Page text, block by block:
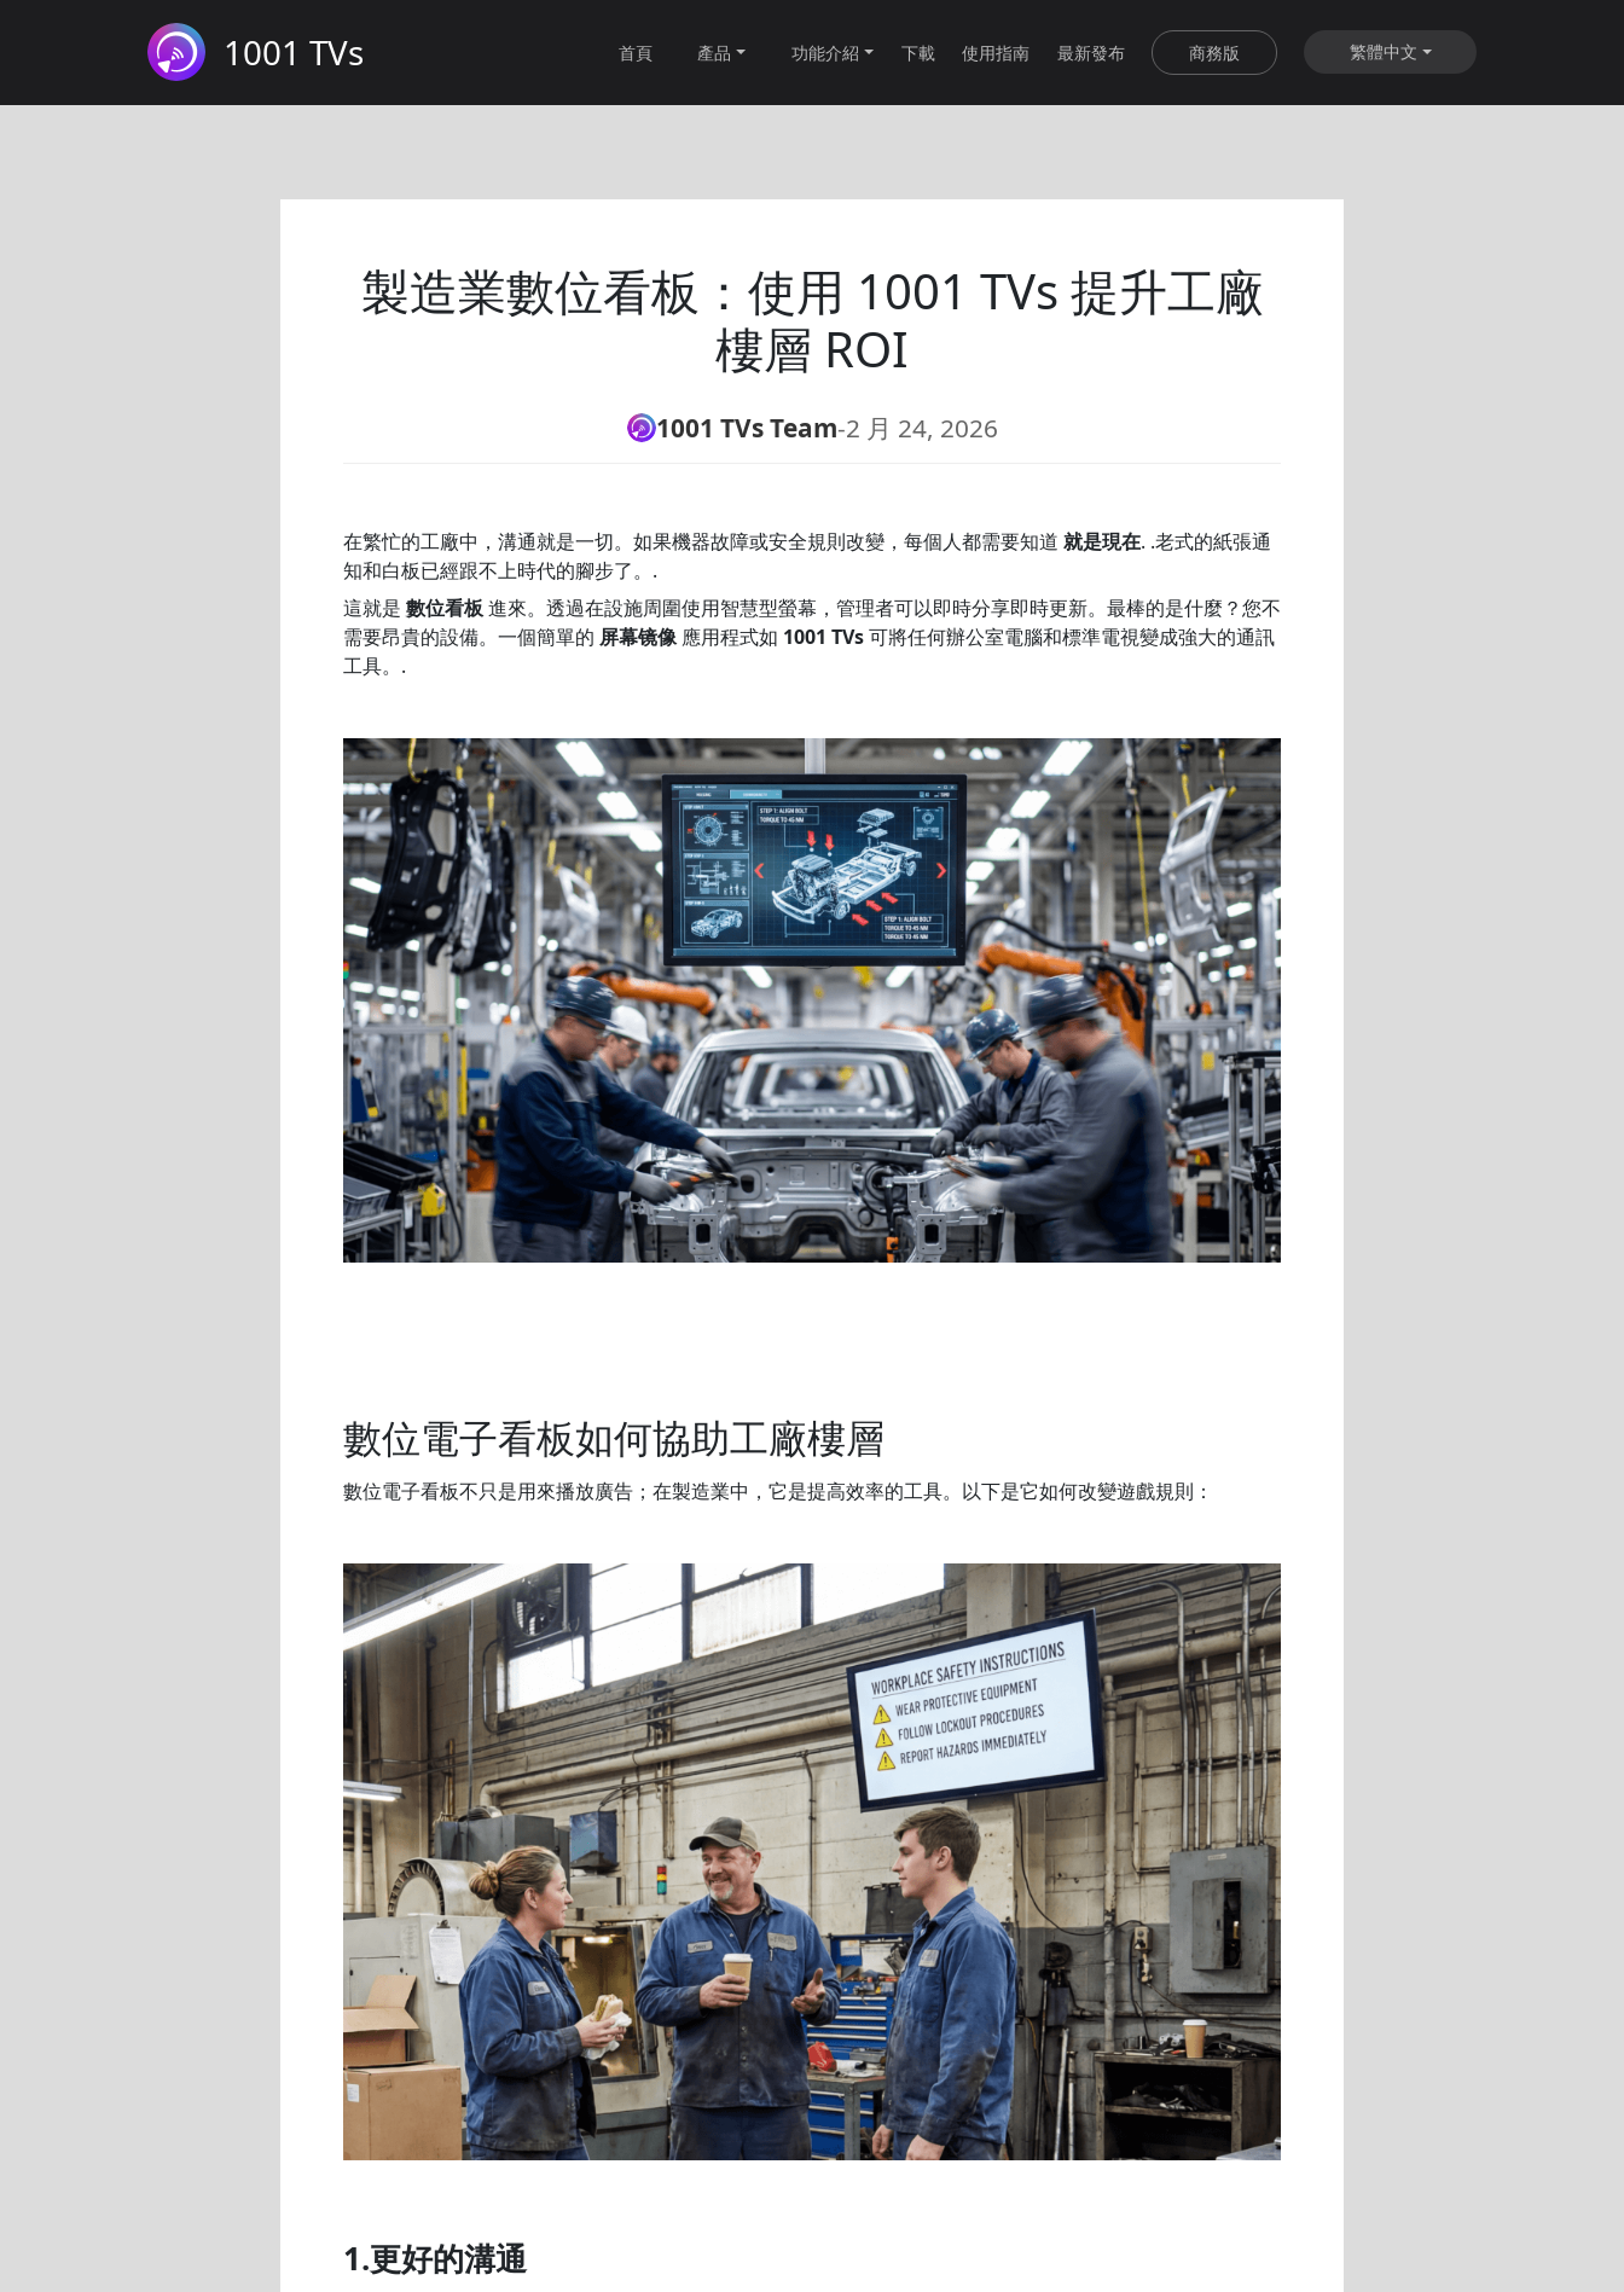
1001 TVs 首頁 產品 功能介紹 下載 使用指南 最新發布 商務版 繁體中文
製造業數位看板：使用 1001 TVs 提升工廠
樓層 ROI
1001 TVs Team-2 月 24, 2026
在繁忙的工廠中，溝通就是一切。如果機器故障或安全規則改變，每個人都需要知道 就是現在. .老式的紙張通
知和白板已經跟不上時代的腳步了。.
這就是數位看板進來。透過在設施周圍使用智慧型螢幕，管理者可以即時分享即時更新。最棒的是什麼？您不
需要昂貴的設備。一個簡單的 屏幕镜像應用程式如 1001 TVs可將任何辦公室電腦和標準電視變成強大的通訊
工具。.
數位電子看板如何協助工廠樓層
數位電子看板不只是用來播放廣告；在製造業中，它是提高效率的工具。以下是它如何改變遊戲規則：
1.更好的溝通